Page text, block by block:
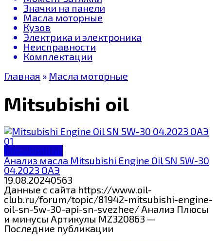
Значки на панели
Масла моторные
Кузов
Электрика и электроника
Неисправности
Комплектации
Главная » Масла моторные
Mitsubishi oil
Mitsubishi oil
Анализ масла Mitsubishi Engine Oil SN 5W-30
04.2023 ОАЭ
19.08.20240563
Данные с сайта https://www.oil-
club.ru/forum/topic/81942-mitsubishi-engine-
oil-sn-5w-30-api-sn-svezhee/ Анализ Плюсы
и минусы Артикулы MZ320863 —
Последние публикации